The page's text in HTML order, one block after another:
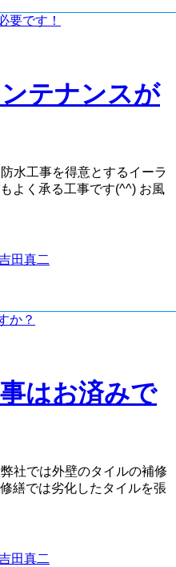
テナンスが
水工事を得意とするイーラ
よく承る工事です(^^) お風
田真二
はお済みで
社では外壁のタイルの補修
繕では劣化したタイルを張
田真二